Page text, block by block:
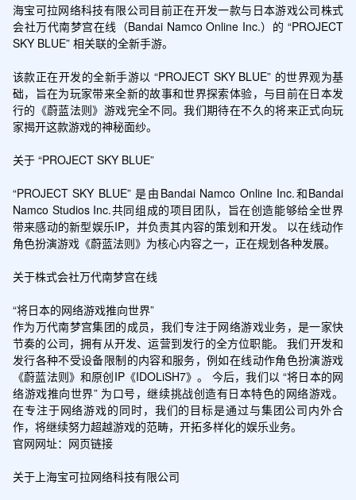
海宝可拉网络科技有限公司目前正在开发一款与日本游戏公司株式
会社万代南梦宫在线（Bandai Namco Online Inc.）的 “PROJECT
SKY BLUE” 相关联的全新手游。
该款正在开发的全新手游以 “PROJECT SKY BLUE” 的世界观为基
础，旨在为玩家带来全新的故事和世界探索体验，与目前在日本发
行的《蔚蓝法则》游戏完全不同。我们期待在不久的将来正式向玩
家揭开这款游戏的神秘面纱。
关于 “PROJECT SKY BLUE”
“PROJECT SKY BLUE” 是由Bandai Namco Online Inc.和Bandai
Namco Studios Inc.共同组成的项目团队，旨在创造能够给全世界
带来感动的新型娱乐IP，并负责其内容的策划和开发。 以在线动作
角色扮演游戏《蔚蓝法则》为核心内容之一，正在规划各种发展。
关于株式会社万代南梦宫在线
“将日本的网络游戏推向世界”
作为万代南梦宫集团的成员，我们专注于网络游戏业务，是一家快
节奏的公司，拥有从开发、运营到发行的全方位职能。 我们开发和
发行各种不受设备限制的内容和服务，例如在线动作角色扮演游戏
《蔚蓝法则》和原创IP《IDOLiSH7》。 今后，我们以 “将日本的网
络游戏推向世界” 为口号，继续挑战创造有日本特色的网络游戏。
在专注于网络游戏的同时，我们的目标是通过与集团公司内外合
作，将继续努力超越游戏的范畴，开拓多样化的娱乐业务。
官网网址：网页链接
关于上海宝可拉网络科技有限公司